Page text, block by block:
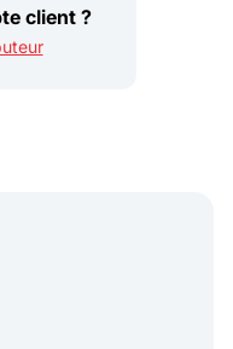
client ?